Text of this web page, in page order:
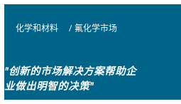
化学和材料 / 氟化学市场
"创新的市场解决方案帮助企
业做出明智的决策"